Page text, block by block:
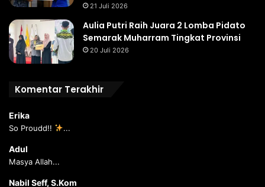
21 Juli 2026
Aulia Putri Raih Juara 2 Lomba Pidato
Semarak Muharram Tingkat Provinsi
20 Juli 2026
Komentar Terakhir
Erika
So Proudd!! ...
Adul
Masya Allah...
Nabil Seff, S.Kom